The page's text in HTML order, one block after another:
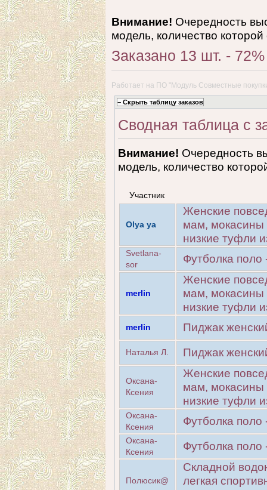
Внимание! Очередность
модель, количество
Заказано 13 шт. -
Работает на ПО "Модуль Совместные
Сводная таблица с
Внимание! Очередность
модель, количество
Участник
Olya ya
Женские
мам, мокасины
низкие туфли
Svetlana-
sor
Футболка поло
merlin
Женские
мам, мокасины
низкие туфли
merlin Пиджак
Наталья Л. Пиджак
Оксана-
Ксения
Женские
мам, мокасины
низкие туфли
Оксана-
Ксения
Футболка поло
Оксана-
Ксения
Футболка поло
Полюсик@
Cкладной
легкая